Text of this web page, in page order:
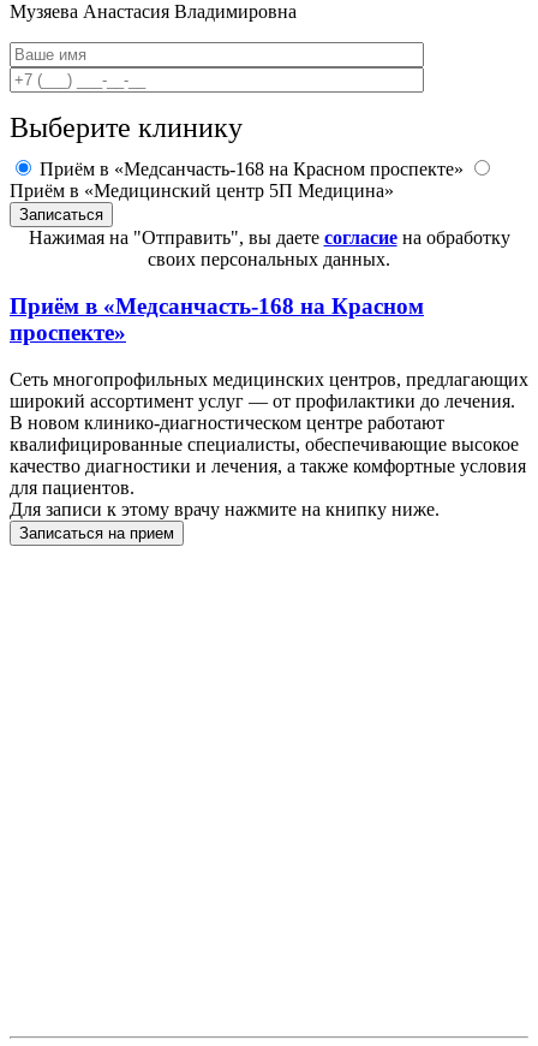
Музяева Анастасия Владимировна
Выберите клинику
Приём в «Медсанчасть-168 на Красном проспекте»
Приём в «Медицинский центр 5П Медицина»
Нажимая на "Отправить", вы даете согласиена обработку
своих персональных данных.
Приём в «Медсанчасть-168 на Красном
проспекте»
Сеть многопрофильных медицинских центров, предлагающих
широкий ассортимент услуг — от профилактики до лечения.
В новом клинико-диагностическом центре работают
квалифицированные специалисты, обеспечивающие высокое
качество диагностики и лечения, а также комфортные условия
для пациентов.
Для записи к этому врачу нажмите на книпку ниже.
Записаться на прием